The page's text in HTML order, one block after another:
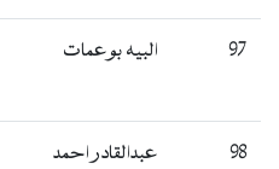
97 البيه بوعمات
98
عبدالقادر احمد